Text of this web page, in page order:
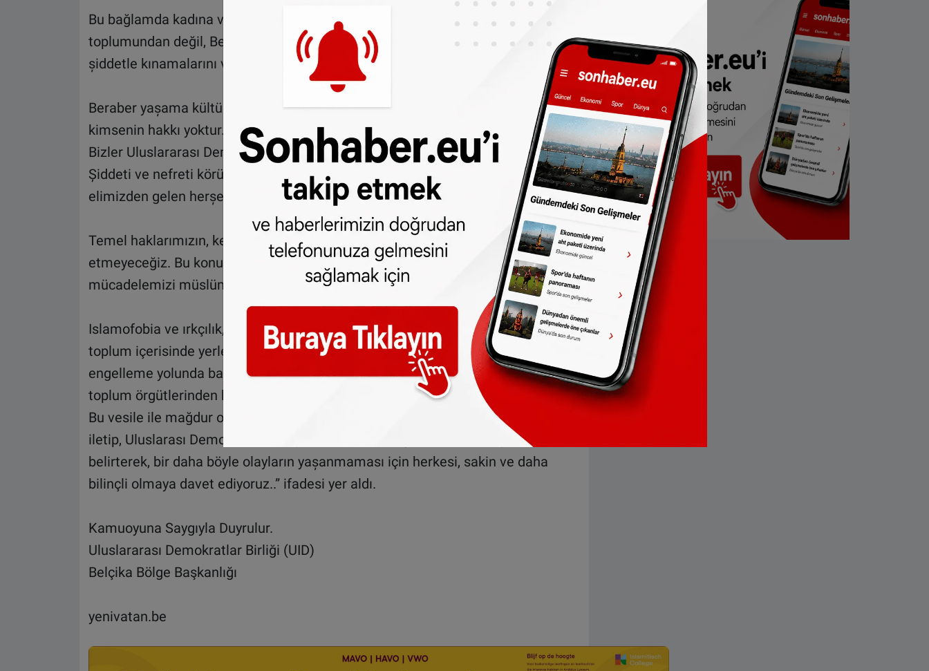
Bu bağlamda kadına ve müslümanlara yönelik bu saldırıyı sadece müslüman
toplumundan değil, Belçika toplumundan ve Kadın Hakları savunucularından da
șiddetle kınamalarını ve gereken tedbirleri almalarını talep ediyoruz.
Beraber yașama kültürümüzü ve inancımızı yașama, özgürlüğünü kısıtlamaya
kimsenin hakkı yoktur. Bu hakkı kendinde görenler büyük bir yanılgı içindedirler.
Bizler Uluslararası Demokratlar Birliği olarak șiddetin her türlüsüne karșıyız.
Șiddeti ve nefreti körükleyen her olușumada karșı olup, mücadelesi konusunda
elimizden gelen herșeyide yapacağımızı belirtmek istiyoruz.
Temel haklarımızın, kendini bilmeyen insanlar tarafından alınmasınada müsade
etmeyeceğiz. Bu konuda hukuki ve insan hakları boyutunda her türlü
mücadelemizi müslüman toplumu olarakta vereceğiz.
Islamofobia ve ırkçılık, normal bir davranıș olarak benimsenip yașadığımız
toplum içerisinde yerleștirilmek isteniyor. Bu kabul edilemez davranıșı,
engelleme yolunda bașta Belçikalı ve müslüman kökenli siyasetcilerden ve sivil
toplum örgütlerinden harekete geçmelerini diliyoruz.
Bu vesile ile mağdur olan genç kızımıza ve ailesine geçmiș olsun dileklerimizi
iletip, Uluslarası Demokratlar Birliği olarak her türlü yanlarında olduğumuzu
belirterek, bir daha böyle olayların yașanmaması için herkesi, sakin ve daha
bilinçli olmaya davet ediyoruz..” ifadesi yer aldı.
Kamuoyuna Saygıyla Duyrulur.
Uluslararası Demokratlar Birliği (UID)
Belçika Bölge Başkanlığı
yenivatan.be